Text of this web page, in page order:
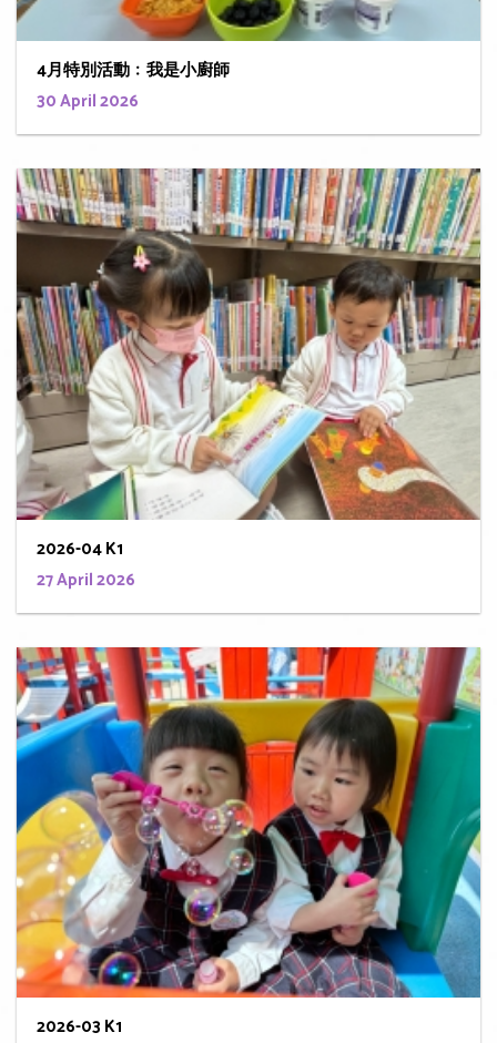
4月特別活動﹕我是小廚師
30 April 2026
2026-04 K1
27 April 2026
2026-03 K1